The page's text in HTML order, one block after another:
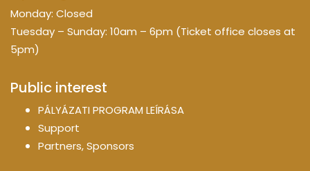
Monday: Closed
Tuesday – Sunday: 10am – 6pm (Ticket office closes at
5pm)
Public interest
PÁLYÁZATI PROGRAM LEÍRÁSA
Support
Partners, Sponsors